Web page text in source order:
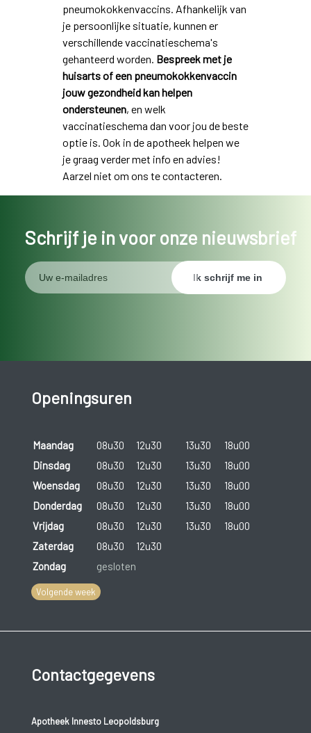
pneumokokkenvaccins. Afhankelijk van
je persoonlijke situatie, kunnen er
verschillende vaccinatieschema's
gehanteerd worden. Bespreek met je
huisarts of een pneumokokkenvaccin
jouw gezondheid kan helpen
ondersteunen, en welk
vaccinatieschema dan voor jou de beste
optie is. Ook in de apotheek helpen we
je graag verder met info en advies!
Aarzel niet om ons te contacteren.
Schrijf je in voor onze nieuwsbrief
Openingsuren
Maandag 08u30 12u30 13u30
18u00
Dinsdag
08u30 12u30 13u30
18u00
Woensdag
08u30 12u30 13u30
18u00
Donderdag
08u30 12u30 13u30
18u00
Vrijdag
08u30 12u30 13u30
18u00
Zaterdag
08u30
12u30
Zondag
gesloten
Volgende week
Contactgegevens
Apotheek Innesto Leopoldsburg